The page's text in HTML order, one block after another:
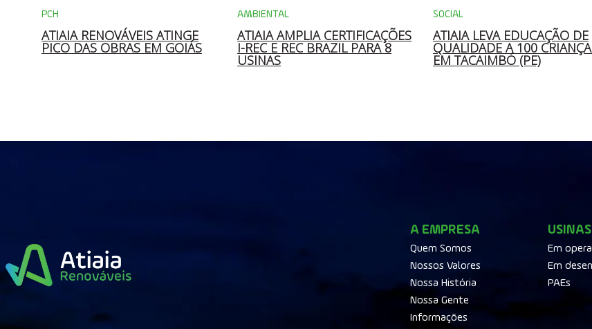
PCH
ATIAIA RENOVÁVEIS ATINGE
PICO DAS OBRAS EM GOIÁS
AMBIENTAL
ATIAIA AMPLIA CERTIFICAÇÕES
I-REC E REC BRAZIL PARA 8
USINAS
SOCIAL
ATIAIA LEVA EDUCAÇÃO DE
QUALIDADE A 100
EM TACAIMBÓ (PE)
A EMPRESA
Quem Somos
Nossos Valores
Nossa História
Nossa Gente
Informações
USINAS
Em
Em
PAEs